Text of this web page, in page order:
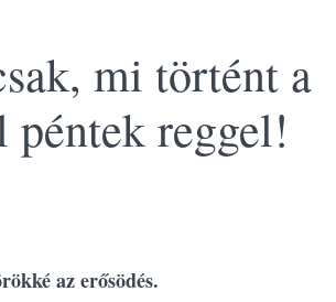
mi történt a
reggel!
az erősödés.